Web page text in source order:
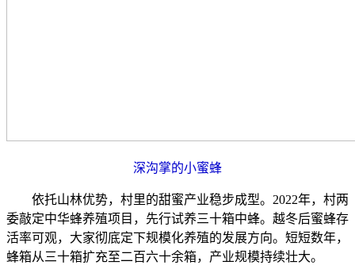
深沟掌的小蜜蜂
依托山林优势，村里的甜蜜产业稳步成型。2022年，村两
委敲定中华蜂养殖项目，先行试养三十箱中蜂。越冬后蜜蜂存
活率可观，大家彻底定下规模化养殖的发展方向。短短数年，
蜂箱从三十箱扩充至二百六十余箱，产业规模持续壮大。